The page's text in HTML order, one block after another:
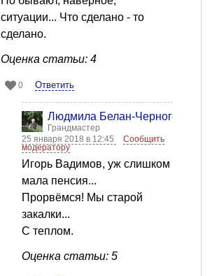
ситуации... Что сделано - то
сделано.
Оценка статьи: 4
0 Ответить
Людмила Белан-Черногор
Грандмастер
25 января 2018 в 12:45
Сообщить
модератору
Игорь Вадимов, уж слишком
мала пенсия...
Прорвёмся! Мы старой
закалки...
С теплом.
Оценка статьи: 5